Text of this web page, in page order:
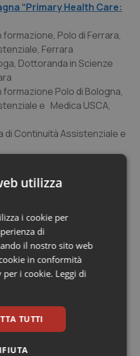
“Primary Health Care:
Polo di Ferrara,
Ferrara
Dottoranda in Scienze
formazione Polo di Bologna,
e Medica USCA,
di Continuità Assistenziale e
Polo di Pavia,
USCA, Bologna
USCA, Faenza (RA)
MMG, Medico di Continuità
Palermo
Dottoranda in Storie
Università di Bologna
Polo di Lodi, MMG,
utilizza
i cookie per
di
il nostro sito web
in conformità
per i cookie. Leggi di
TUTTI